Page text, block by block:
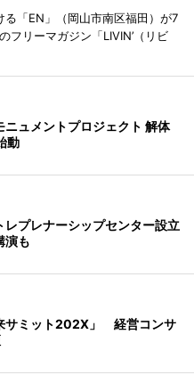
る「EN」（岡山市南区福田）が7
フリーマガジン「LIVIN’（リビ
ニュメントプロジェクト 解体
動
レプレナーシップセンター設立
演も
サミット202X」 経営コンサ